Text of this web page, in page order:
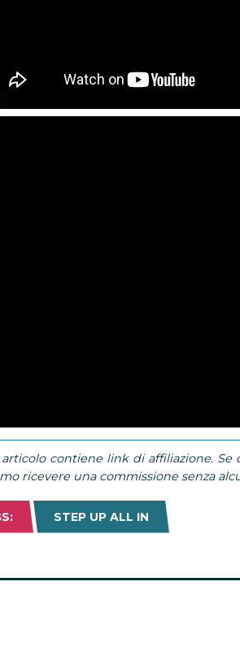
contiene link di affiliazione.
ricevere una commissione senza
STEP UP ALL IN